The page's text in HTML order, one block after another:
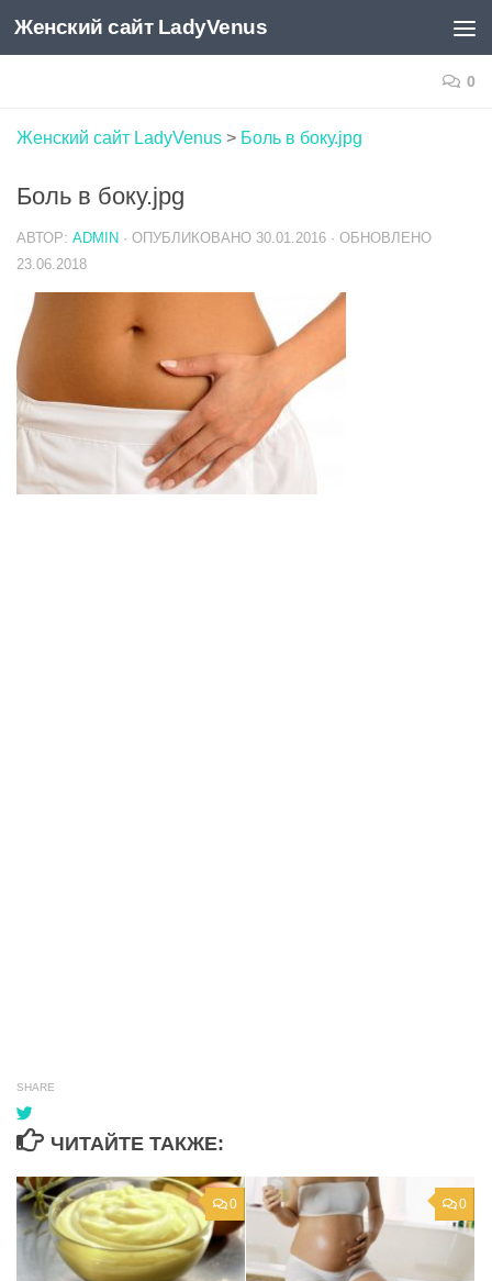
Skip to content
Женский сайт LadyVenus
0
Женский сайт LadyVenus > Боль в боку.jpg
Боль в боку.jpg
АВТОР: ADMIN · ОПУБЛИКОВАНО 30.01.2016 · ОБНОВЛЕНО
23.06.2018
SHARE
ЧИТАЙТЕ ТАКЖЕ:
0 0